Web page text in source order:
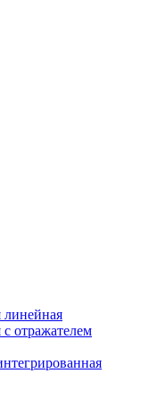
линейная
отражателем